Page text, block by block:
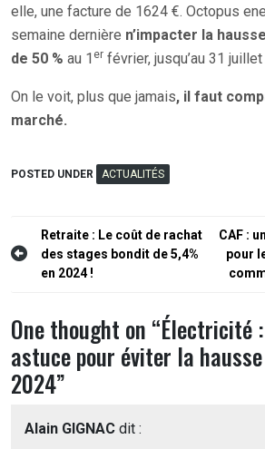
elle, une facture de 1624 €. Octopus
semaine dernière n’impacter la
de 50 % au 1 er février, jusqu’au 31
On le voit, plus que jamais, il faut
marché.
POSTED UNDER ACTUALITÉS
Navigation
de
Retraite : Le coût de rachat
des stages bondit de 5,4%
en 2024 !
CAF :
pour
One thought on “Électricité
astuce pour éviter la
2024”
Alain GIGNAC dit :